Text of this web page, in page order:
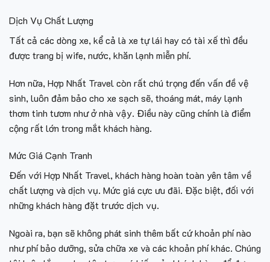
Dịch Vụ Chất Lượng
Tất cả các dòng xe, kể cả là xe tự lái hay có tài xế thì đều
được trang bị wife, nước, khăn lạnh miễn phí.
Hơn nữa, Hợp Nhất Travelcòn rất chú trọng đến vấn đề vệ
sinh, luôn đảm bảo cho xe sạch sẽ, thoáng mát, máy lạnh
thơm tinh tươm như ở nhà vậy. Điều này cũng chính là điểm
cộng rất lớn trong mắt khách hàng.
Mức Giá Cạnh Tranh
Đến với Hợp Nhất Travel, khách hàng hoàn toàn yên tâm về
chất lượng và dịch vụ. Mức giá cực ưu đãi. Đặc biệt, đối với
những khách hàng đặt trước dịch vụ.
Ngoài ra, bạn sẽ không phát sinh thêm bất cứ khoản phí nào
như phí bảo dưỡng, sửa chữa xe và các khoản phí khác. Chúng